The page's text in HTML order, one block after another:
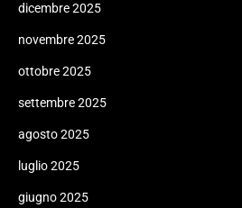
dicembre 2025
novembre 2025
ottobre 2025
settembre 2025
agosto 2025
luglio 2025
giugno 2025